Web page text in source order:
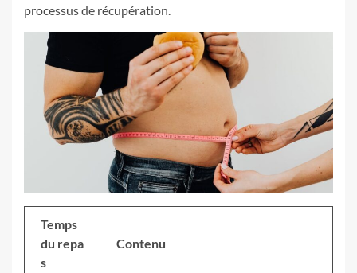
processus de récupération.
Temps
du repa
s
Contenu